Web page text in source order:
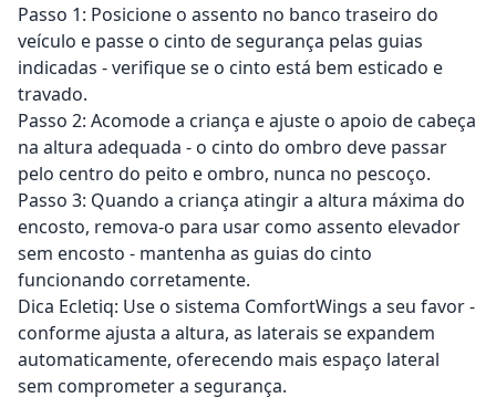
Passo 1: Posicione o assento no banco traseiro do
veículo e passe o cinto de segurança pelas guias
indicadas - verifique se o cinto está bem esticado e
travado.
Passo 2: Acomode a criança e ajuste o apoio de cabeça
na altura adequada - o cinto do ombro deve passar
pelo centro do peito e ombro, nunca no pescoço.
Passo 3: Quando a criança atingir a altura máxima do
encosto, remova-o para usar como assento elevador
sem encosto - mantenha as guias do cinto
funcionando corretamente.
Dica Ecletiq: Use o sistema ComfortWings a seu favor -
conforme ajusta a altura, as laterais se expandem
automaticamente, oferecendo mais espaço lateral
sem comprometer a segurança.
Adicionar ao carrinho